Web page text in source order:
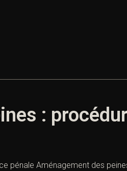
:
pénale Aménagement des